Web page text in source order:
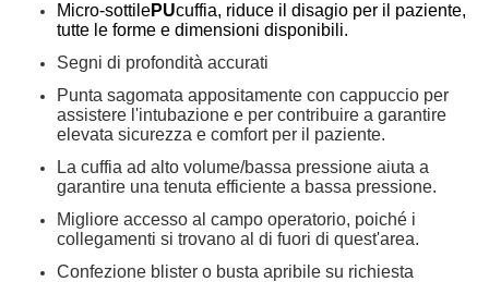
Micro-sottilePUcuffia, riduce il disagio per il paziente,
tutte le forme e dimensioni disponibili.
Segni di profondità accurati
Punta sagomata appositamente con cappuccio per
assistere l'intubazione e per contribuire a garantire
elevata sicurezza e comfort per il paziente.
La cuffia ad alto volume/bassa pressione aiuta a
garantire una tenuta efficiente a bassa pressione.
Migliore accesso al campo operatorio, poiché i
collegamenti si trovano al di fuori di quest'area.
Confezione blister o busta apribile su richiesta